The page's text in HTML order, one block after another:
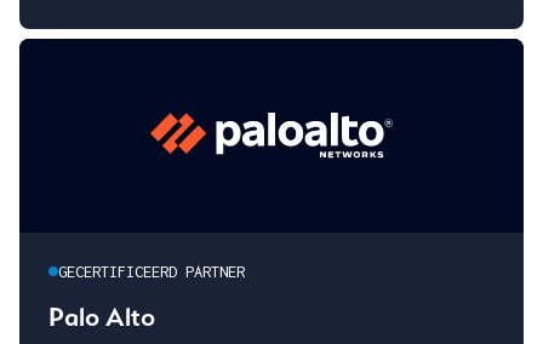
GECERTIFICEERD PARTNER
Palo Alto